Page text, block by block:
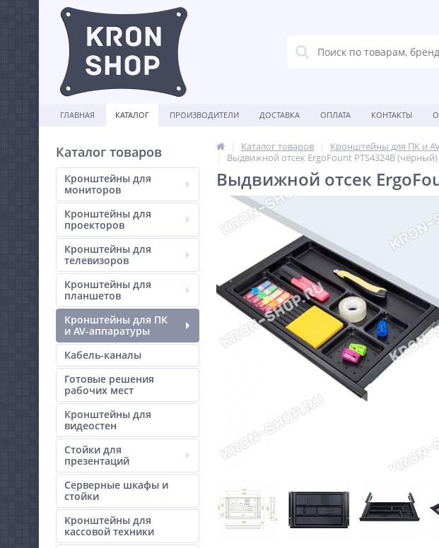
ГЛАВНАЯ КАТАЛОГ ПРОИЗВОДИТЕЛИ ДОСТАВКА ОПЛАТА КОНТАКТЫ
Каталог товаров
Кронштейны для
мониторов
Кронштейны для
проекторов
Кронштейны для
телевизоров
Кронштейны для
планшетов
Кронштейны для ПК
и AV-аппаратуры
Кабель-каналы
Готовые решения
рабочих мест
Кронштейны для
видеостен
Стойки для
презентаций
Серверные шкафы и
стойки
Кронштейны для
кассовой техники
Каталог товаров Кронштейны для ПК и
Выдвижной отсек ErgoFount PTS4324B (чёрный)
Выдвижной отсек